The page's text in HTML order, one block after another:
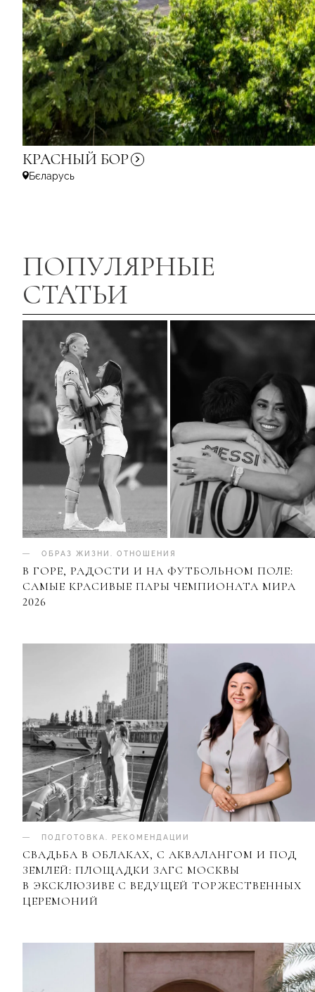
КРАСНЫЙ БОР
Бєларусь
ПОПУЛЯРНЫЕ
СТАТЬИ
ОБРАЗ ЖИЗНИ . ОТНОШЕНИЯ
В ГОРЕ, РАДОСТИ И НА ФУТБОЛЬНОМ ПОЛЕ:
САМЫЕ КРАСИВЫЕ ПАРЫ ЧЕМПИОНАТА МИРА
2026
ПОДГОТОВКА РЕКОМЕНДАЦИИ
СВАДЬБА В ОБЛАКАХ, С АКВАЛАНГОМ И ПОД
ЗЕМЛЕЙ: ПЛОЩАДКИ ЗАГС МОСКВЫ
В ЭКСКЛЮЗИВЕ С ВЕДУЩЕЙ ТОРЖЕСТВЕННЫХ
ЦЕРЕМОНИЙ